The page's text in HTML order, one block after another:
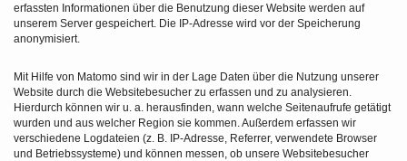
erfassten Informationen über die Benutzung dieser Website werden auf
unserem Server gespeichert. Die IP-Adresse wird vor der Speicherung
anonymisiert.
Mit Hilfe von Matomo sind wir in der Lage Daten über die Nutzung unserer
Website durch die Websitebesucher zu erfassen und zu analysieren.
Hierdurch können wir u. a. herausfinden, wann welche Seitenaufrufe getätigt
wurden und aus welcher Region sie kommen. Außerdem erfassen wir
verschiedene Logdateien (z. B. IP-Adresse, Referrer, verwendete Browser
und Betriebssysteme) und können messen, ob unsere Websitebesucher